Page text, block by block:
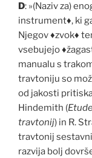
D: »(Naziv za)
instrument♦, ki
Njegov♦zvok♦
vsebujejo♦
manualu s
travtoniju so
od jakosti
Hindemith (
travtonij) in R.
travtonij sestavni
razvija bolj